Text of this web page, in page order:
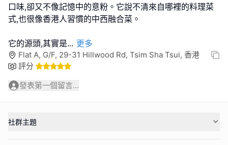
口味,卻又不像記憶中的意粉。它說不清來自哪裡的料理菜
式,也很像香港人習慣的中西融合菜。
它的源頭,其實是... 更多
Flat A, G/F, 29-31 Hillwood Rd, Tsim Sha Tsui, 香港
評分
發表第一個留言...
社群主題